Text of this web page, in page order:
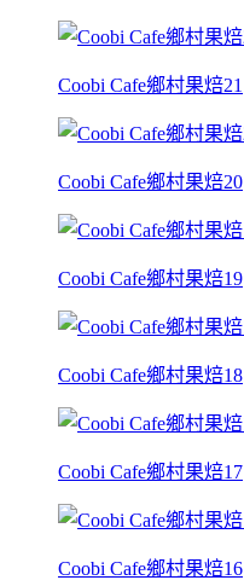
Coobi Cafe鄉村果焙21
Coobi Cafe鄉村果焙20
Coobi Cafe鄉村果焙19
Coobi Cafe鄉村果焙18
Coobi Cafe鄉村果焙17
Coobi Cafe鄉村果焙16